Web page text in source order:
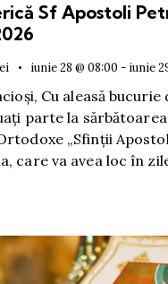
Sf Apostoli
iunie 28 @ 08:00 - iunie
Cu aleasă bucurie
parte la
„Sfinții
care va avea loc în